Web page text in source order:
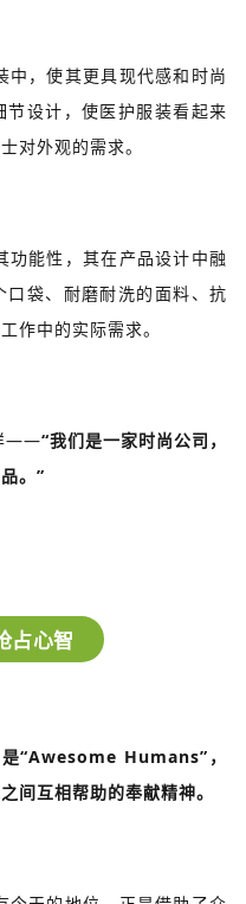
中，使其更具现代感和时尚
设计，使医护服装看起来
对外观的需求。
功能性，其在产品设计中融
口袋、耐磨耐洗的面料、抗
作中的实际需求。
——“我们是一家时尚公司，
。”
占心智
“Awesome Humans”，
间互相帮助的奉献精神。